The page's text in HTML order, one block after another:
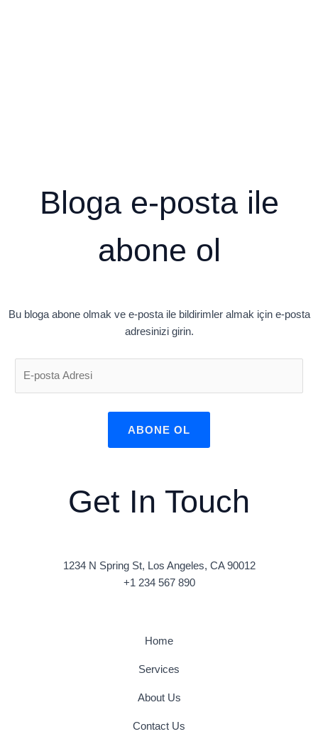
Bloga e-posta ile
abone ol
Bu bloga abone olmak ve e-posta ile bildirimler almak için e-posta
adresinizi girin.
ABONE OL
Get In Touch
1234 N Spring St, Los Angeles, CA 90012
+1 234 567 890
Home
Services
About Us
Contact Us